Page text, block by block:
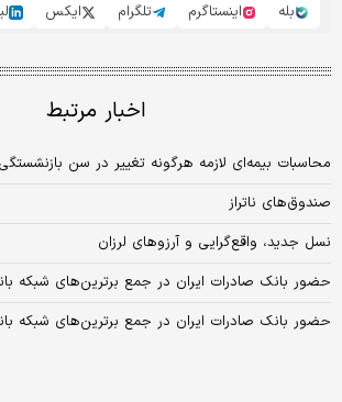
بله
اینستاگرم تلگرام ایکس
اخبار مرتبط
محاسبات بیمه‌ای لازمه هرگونه تغییر در سن بازنشستگی
صندوق‌های ناتراز
نسل جدید، واقع‌گرایی و آرزوهای لرزان
حضور بانک صادرات ایران در جمع برترین‌های شبکه
حضور بانک صادرات ایران در جمع برترین‌های شبکه